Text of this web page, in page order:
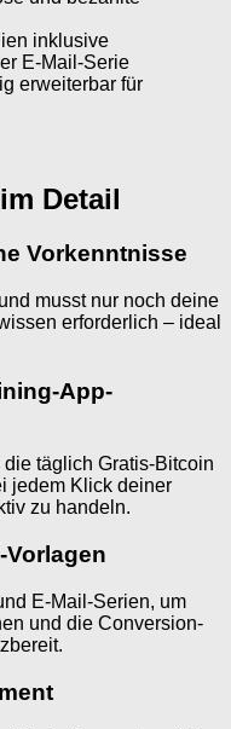
inklusive
E-Mail-Serie
erweiterbar für
Detail
Vorkenntnisse
musst nur noch deine
erforderlich – ideal
App-
täglich Gratis-Bitcoin
jedem Klick deiner
zu handeln.
E-Mail-Serien, um
und die Conversion-